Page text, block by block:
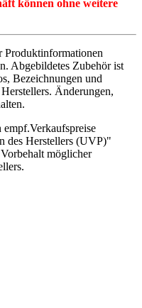
können ohne weitere
Produktinformationen
Abgebildetes Zubehör ist
Bezeichnungen und
Änderungen,
des Herstellers (UVP)"
möglicher